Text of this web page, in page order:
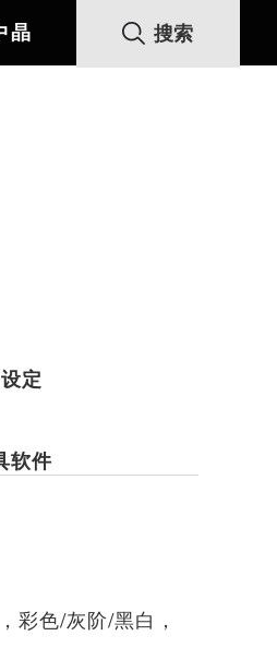
晶
定
软件
彩色/灰阶/黑白，